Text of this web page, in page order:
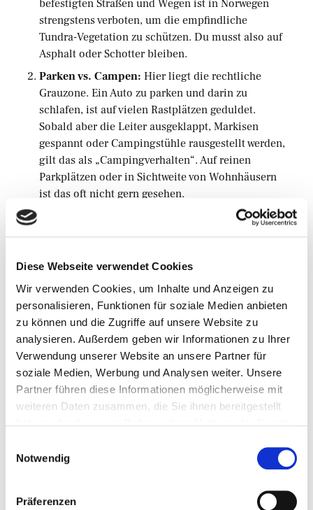
Diese Webseite verwendet Cookies
Wir verwenden Cookies, um Inhalte und Anzeigen zu
personalisieren, Funktionen für soziale Medien anbieten
zu können und die Zugriffe auf unsere Website zu
analysieren. Außerdem geben wir Informationen zu Ihrer
Verwendung unserer Website an unsere Partner für
soziale Medien, Werbung und Analysen weiter. Unsere
Partner führen diese Informationen möglicherweise mit
weiteren Daten zusammen, die Sie ihnen bereitgestellt
Notwendig
Präferenzen
befestigten Straßen und Wegen ist in Norwegen
strengstens verboten, um die empfindliche
Tundra-Vegetation zu schützen. Du musst also auf
Asphalt oder Schotter bleiben.
Parken vs. Campen: Hier liegt die rechtliche
Grauzone. Ein Auto zu parken und darin zu
schlafen, ist auf vielen Rastplätzen geduldet.
Sobald aber die Leiter ausgeklappt, Markisen
gespannt oder Campingstühle rausgestellt werden,
gilt das als „Campingverhalten“. Auf reinen
Parkplätzen oder in Sichtweite von Wohnhäusern
ist das oft nicht gern gesehen.
Ausweichbuchten auf den engen Straßen sind
zwingend für den Begegnungsverkehr frei bleiben.
Zubehör-Checkliste für den Norwegen-Trip
Damit der Traum vom Schlafen unter der
Mitternachtssonne nicht an praktischen Details
scheitert, gehört die passende Ausrüstungins
Gepäck. Hier sind die essentiellen Begleiter, die den
Unterschied zwischen einer guten und einer
perfekten Norwegen-Reise ausmachen:
unebenem Felsboden waagerecht auszurichten.
Schuhtaschen:
Damit die nassen Wanderstiefel
Tarp oder Markise: